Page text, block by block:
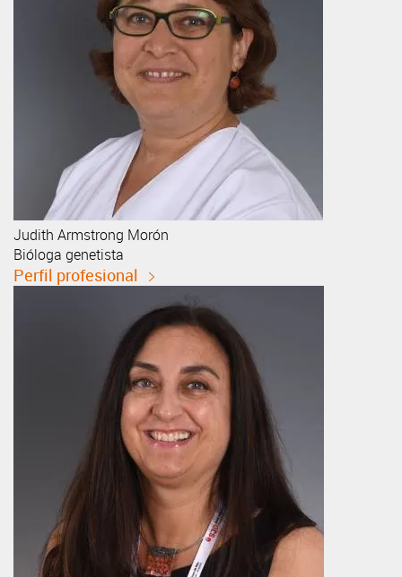
Judith Armstrong Morón
Bióloga genetista
Perfil profesional